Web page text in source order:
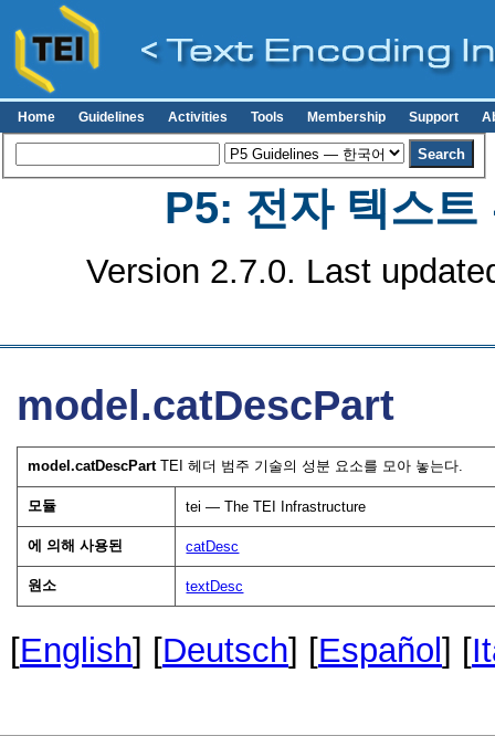
Home Guidelines Activities Tools Membership Support
P5: 전자 텍스트
Version 2.7.0. Last
model.catDescPart
model.catDescPartTEI 헤더 범주 기술의 성분 요소를 모아 놓는다.
모듈 tei — The TEI Infrastructure
에 의해 사용된 catDesc
원소 textDesc
[English] [Deutsch] [Español ] [